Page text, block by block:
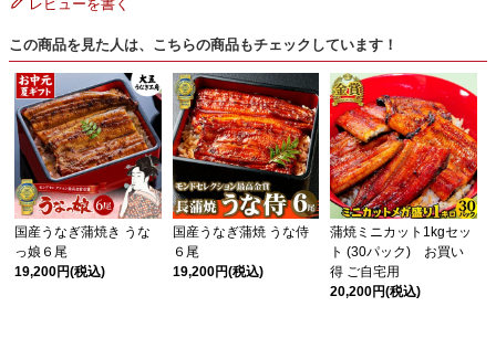
レビューを書く
この商品を見た人は、こちらの商品もチェックしています！
国産うなぎ蒲焼き うな
っ娘６尾
19,200円(税込)
国産うなぎ蒲焼 うな侍
６尾
19,200円(税込)
蒲焼ミニカット1kgセッ
ト (30パック) お買い
得 ご自宅用
20,200円(税込)